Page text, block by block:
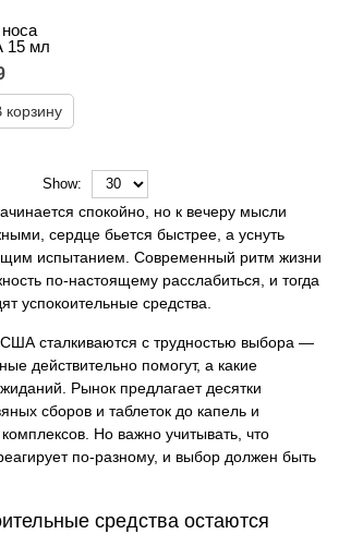
мл
корзину
Show:
спокойно, но к вечеру мысли
сердце бьется быстрее, а уснуть
испытанием. Современный ритм жизни
по-настоящему расслабиться, и тогда
успокоительные средства.
сталкиваются с трудностью выбора —
действительно помогут, а какие
Рынок предлагает десятки
сборов и таблеток до капель и
Но важно учитывать, что
по-разному, и выбор должен быть
средства остаются